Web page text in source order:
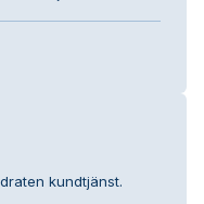
kundtjänst.